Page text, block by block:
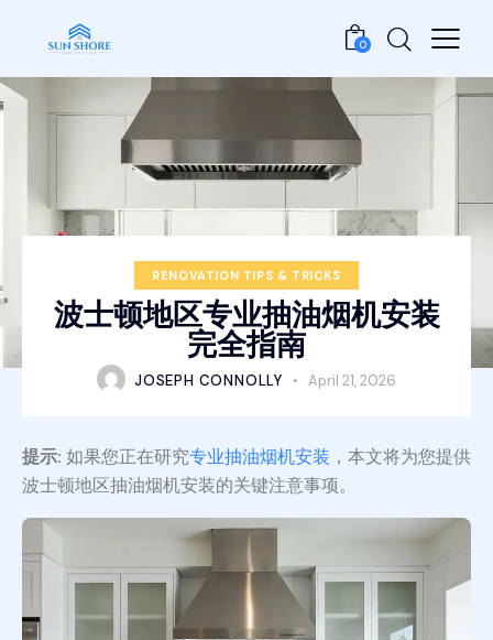
0
RENOVATION TIPS & TRICKS
波士顿地区专业抽油烟机安装
完全指南
JOSEPH CONNOLLY April 21, 2026
提示: 如果您正在研究专业抽油烟机安装 ，本文将为您提供
波士顿地区抽油烟机安装的关键注意事项。